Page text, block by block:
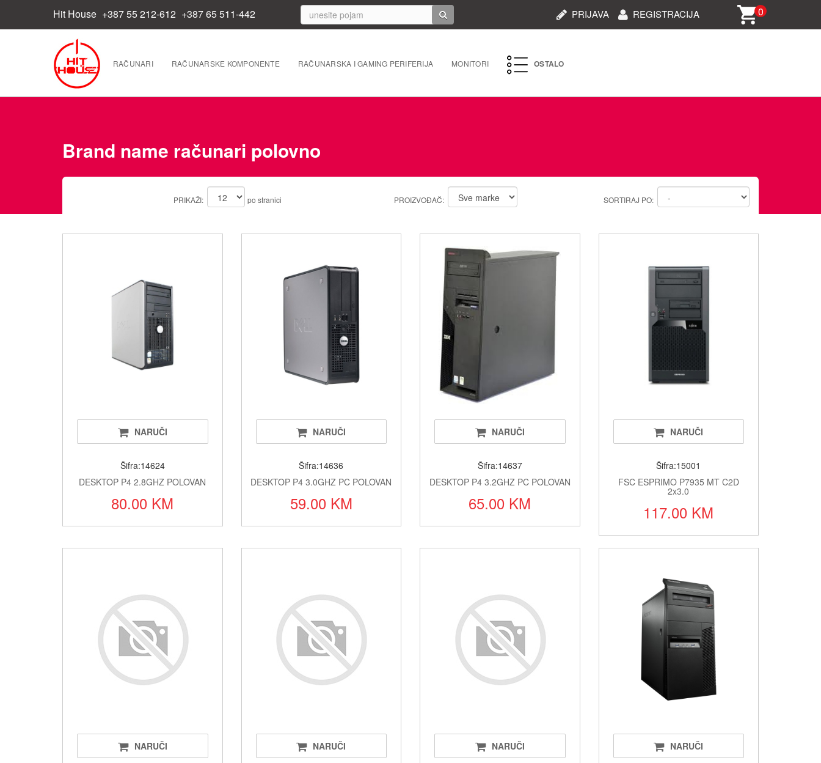
Hit House +387 55 212-612 +387 65 511-442 REGISTRACIJA
PRIJAVA 0
RAČUNARI RAČUNARSKE KOMPONENTE RAČUNARSKA I GAMING PERIFERIJA MONITORI OSTALO
Tableti i oprema
Navigacije/kamere/uređaji za auto
Oukitel telefoni/oprema/dijelovi
Alarmi i vatrodojava
Satovi i oprema
Fiskalni sistemi/POS/papirne rolne
Klime i sistemi za grijanje i hlađenje
Namještaj
Brand name računari polovno
PRIKAŽI: po stranici PROIZVOĐAČ: SORTIRAJ PO:
NARUČI
Šifra:14624
DESKTOP P4 2.8GHZ POLOVAN
80.00 KM
NARUČI
Šifra:14636
DESKTOP P4 3.0GHZ PC POLOVAN
59.00 KM
NARUČI
Šifra:14637
DESKTOP P4 3.2GHZ PC POLOVAN
65.00 KM
NARUČI
Šifra:15001
FSC ESPRIMO P7935 MT C2D
2x3.0
117.00 KM
NARUČI NARUČI NARUČI NARUČI